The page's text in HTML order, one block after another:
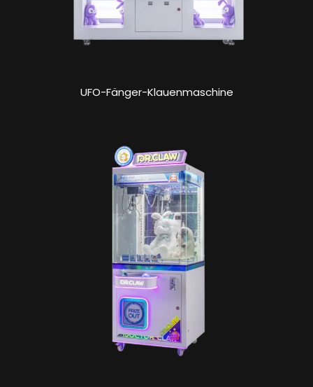
UFO-Fänger-Klauenmaschine